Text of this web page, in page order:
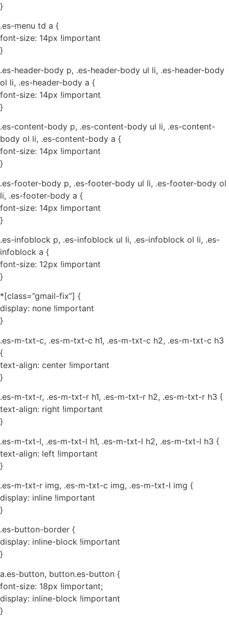
}
.es-menu td a {
font-size: 14px !important
}
.es-header-body p, .es-header-body ul li, .es-header-body
ol li, .es-header-body a {
font-size: 14px !important
}
.es-content-body p, .es-content-body ul li, .es-content-
body ol li, .es-content-body a {
font-size: 14px !important
}
.es-footer-body p, .es-footer-body ul li, .es-footer-body ol
li, .es-footer-body a {
font-size: 14px !important
}
.es-infoblock p, .es-infoblock ul li, .es-infoblock ol li, .es-
infoblock a {
font-size: 12px !important
}
*[class=”gmail-fix”] {
display: none !important
}
.es-m-txt-c, .es-m-txt-c h1, .es-m-txt-c h2, .es-m-txt-c h3
{
text-align: center !important
}
.es-m-txt-r, .es-m-txt-r h1, .es-m-txt-r h2, .es-m-txt-r h3 {
text-align: right !important
}
.es-m-txt-l, .es-m-txt-l h1, .es-m-txt-l h2, .es-m-txt-l h3 {
text-align: left !important
}
.es-m-txt-r img, .es-m-txt-c img, .es-m-txt-l img {
display: inline !important
}
.es-button-border {
display: inline-block !important
}
a.es-button, button.es-button {
font-size: 18px !important;
display: inline-block !important
}